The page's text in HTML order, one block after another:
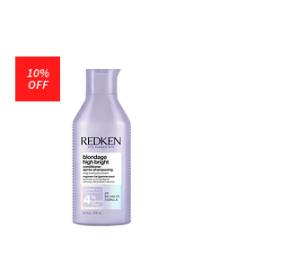
10%
OFF